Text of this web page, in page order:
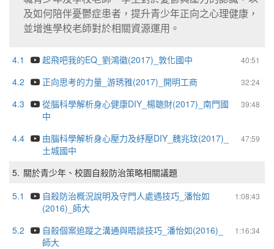
及如何陪伴憂鬱症患者，提升青少年正向之心理健康，
並增進學校老師對於相關資源運用。
4.1 40:51
起飛吧我的EQ_劉鴻徽(2017)_敦化國中
4.2
32:24
正向思考的力量_游琇雅(2017)_開明工商
4.3
39:48
從腦科學解析身心健康DIY_楊聰財(2017)_南門國
中
4.4
47:59
由腦科學解析身心壓力及紓壓DIY_魏兆玟(2017)_
土城國中
5. 關於青少年、校園自殺防治策略相關議題
5.1
1:08:43
自殺防治概況說明及守門人處遇技巧_潘怡如
(2016)_師大
5.2
1:16:34
自殺個案追蹤之溝通與晤談技巧_潘怡如(2016)_
師大